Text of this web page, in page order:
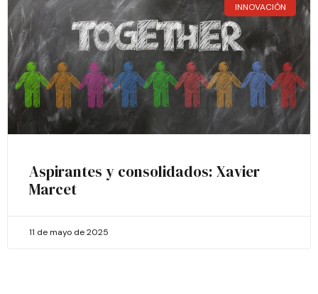
INNOVACIÓN
Aspirantes y consolidados: Xavier
Marcet
11 de mayo de 2025